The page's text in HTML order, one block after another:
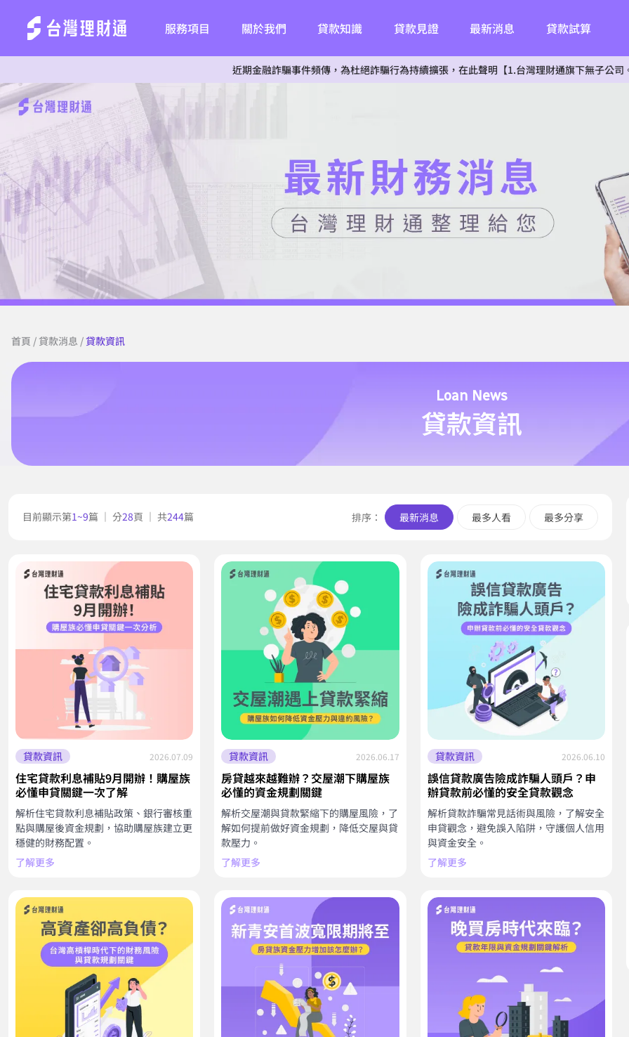
服務項目 關於我們 貸款知識 貸款見證 最新消息 貸款試算
近期金融詐騙事件頻傳，為杜絕詐騙行為持續擴張，在此聲明【1.台灣理財通旗下無子公司。2.無
首頁 / 貸款消息 /貸款資訊
Loan News
貸款資訊
目前顯示第1~9篇 ｜ 分28頁 ｜ 共244篇 排序： 最新消息 最多人看 最多分享
貸款資訊 2026.07.09
住宅貸款利息補貼9月開辦！購屋族
必懂申貸關鍵一次了解
解析住宅貸款利息補貼政策、銀行審核重
點與購屋後資金規劃，協助購屋族建立更
穩健的財務配置。
了解更多
貸款資訊 2026.06.17
房貸越來越難辦？交屋潮下購屋族
必懂的資金規劃關鍵
解析交屋潮與貸款緊縮下的購屋風險，了
解如何提前做好資金規劃，降低交屋與貸
款壓力。
了解更多
貸款資訊 2026.06.10
誤信貸款廣告險成詐騙人頭戶？申
辦貸款前必懂的安全貸款觀念
解析貸款詐騙常見話術與風險，了解安全
申貸觀念，避免誤入陷阱，守護個人信用
與資金安全。
了解更多